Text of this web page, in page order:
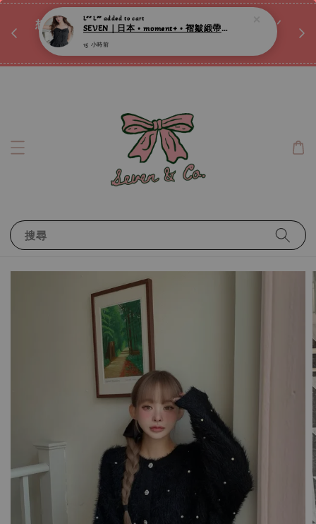
想訂製屬於自己的『水晶手鍊』嗎ꕀ♡ 私訊我們.ᐟ.ᐟ
📣Instagram 這邊按下去
搜尋